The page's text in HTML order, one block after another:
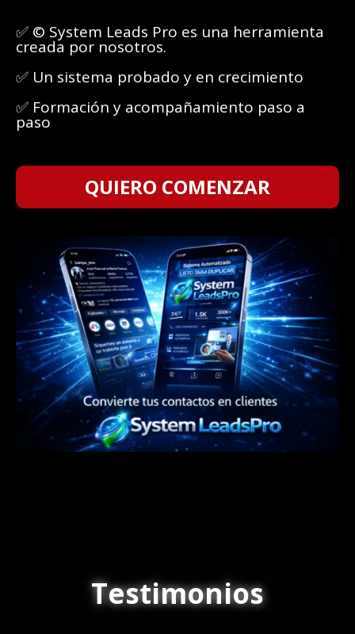
✅ © System Leads Pro es una herramienta
creada por nosotros.
✅ Un sistema probado y en crecimiento
✅ Formación y acompañamiento paso a
paso
QUIERO COMENZAR
Testimonios